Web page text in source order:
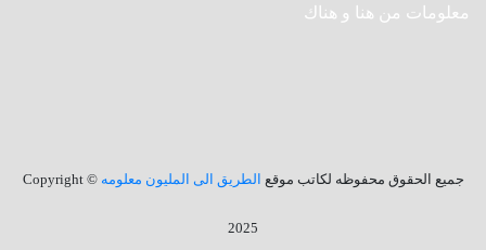
معلومات من هنا و هناك
جميع الحقوق محفوظه لكاتب موقع الطريق الى المليون معلومه © Copyright
2025